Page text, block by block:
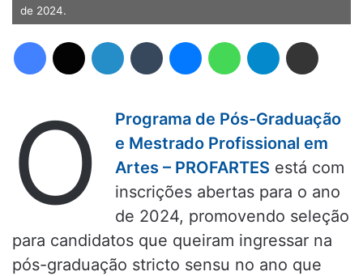
de 2024.
O
Programa de Pós-Graduação
e Mestrado Profissional em
Artes – PROFARTES está com
inscrições abertas para o ano
de 2024, promovendo seleção
para candidatos que queiram ingressar na
pós-graduação stricto sensu no ano que